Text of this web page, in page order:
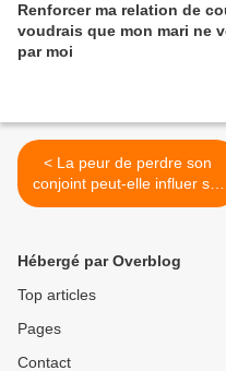
Renforcer ma relation de
voudrais que mon mari ne
par moi
< La peur de perdre son
conjoint peut-elle influer sur
le rituel?
Hébergé par Overblog
Top articles
Pages
Contact